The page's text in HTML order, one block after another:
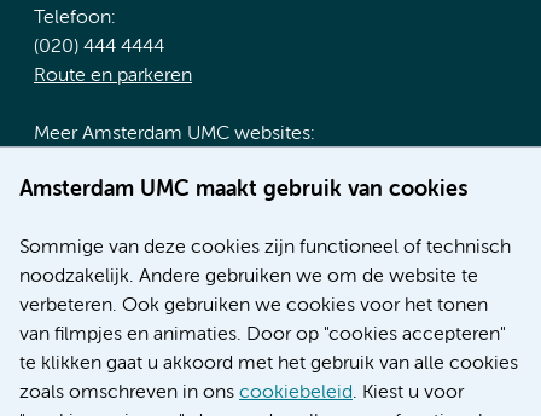
Amsterdam UMC maakt gebruik van cookies
Sommige van deze cookies zijn functioneel of technisch
noodzakelijk. Andere gebruiken we om de website te
verbeteren. Ook gebruiken we cookies voor het tonen
van filmpjes en animaties. Door op "cookies accepteren"
te klikken gaat u akkoord met het gebruik van alle cookies
zoals omschreven in ons cookiebeleid. Kiest u voor
Telefoon:
(020) 444 4444
Route en parkeren
Meer Amsterdam UMC websites:
Werken bij Amsterdam UMC
Nieuws
Research
Educatie locatie AMC
Educatie locatie VUmc